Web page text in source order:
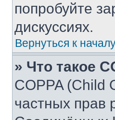
попробуйте
дискуссиях.
Вернуться к
» Что такое
COPPA (Child
частных прав